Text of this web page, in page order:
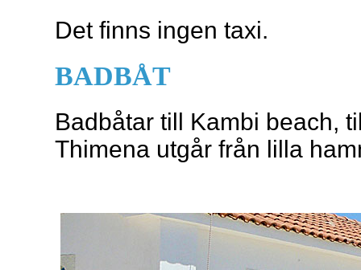
Det finns ingen taxi.
BADBÅT
Badbåtar till Kambi beach,
Thimena utgår från lilla